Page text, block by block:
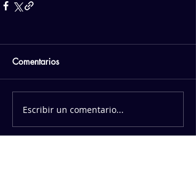
Comentarios
Escribir un comentario...